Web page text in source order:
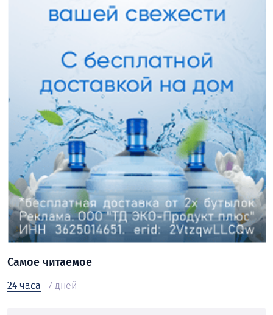
Самое читаемое
24 часа 7 дней